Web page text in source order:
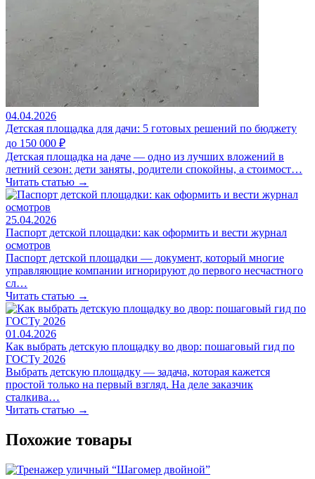
04.04.2026
Детская площадка для дачи: 5 готовых решений по бюджету
до 150 000 ₽
Детская площадка на даче — одно из лучших вложений в
летний сезон: дети заняты, родители спокойны, а стоимост…
Читать статью →
25.04.2026
Паспорт детской площадки: как оформить и вести журнал
осмотров
Паспорт детской площадки — документ, который многие
управляющие компании игнорируют до первого несчастного
сл…
Читать статью →
01.04.2026
Как выбрать детскую площадку во двор: пошаговый гид по
ГОСТу 2026
Выбрать детскую площадку — задача, которая кажется
простой только на первый взгляд. На деле заказчик
сталкива…
Читать статью →
Похожие товары